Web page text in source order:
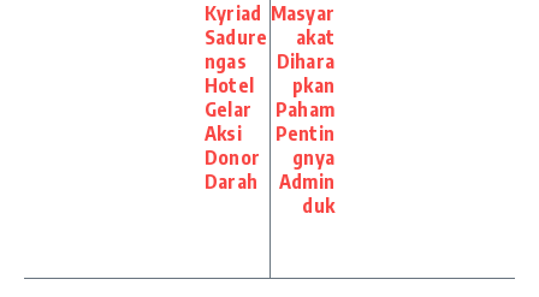
Kyriad
Sadure
ngas
Hotel
Gelar
Aksi
Donor
Darah
Masyar
akat
Dihara
pkan
Paham
Pentin
gnya
Admin
duk